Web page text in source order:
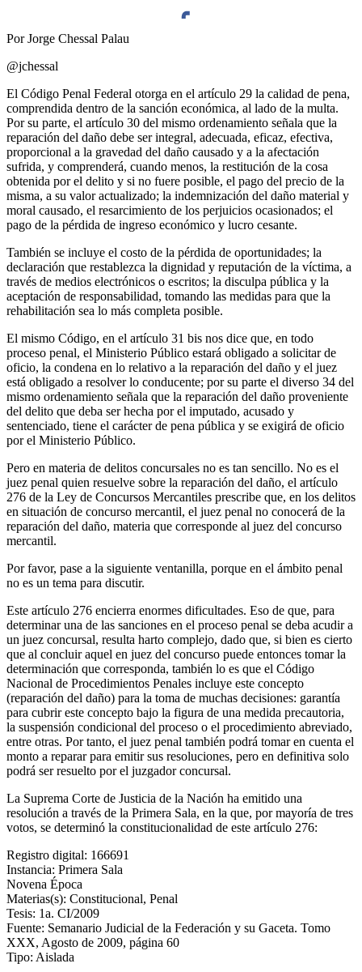
Twitter
Whatsapp
Linkedin
Telegram
Por Jorge Chessal Palau
@jchessal
El Código Penal Federal otorga en el artículo 29 la calidad de pena,
comprendida dentro de la sanción económica, al lado de la multa.
Por su parte, el artículo 30 del mismo ordenamiento señala que la
reparación del daño debe ser integral, adecuada, eficaz, efectiva,
proporcional a la gravedad del daño causado y a la afectación
sufrida, y comprenderá, cuando menos, la restitución de la cosa
obtenida por el delito y si no fuere posible, el pago del precio de la
misma, a su valor actualizado; la indemnización del daño material y
moral causado, el resarcimiento de los perjuicios ocasionados; el
pago de la pérdida de ingreso económico y lucro cesante.
También se incluye el costo de la pérdida de oportunidades; la
declaración que restablezca la dignidad y reputación de la víctima, a
través de medios electrónicos o escritos; la disculpa pública y la
aceptación de responsabilidad, tomando las medidas para que la
rehabilitación sea lo más completa posible.
El mismo Código, en el artículo 31 bis nos dice que, en todo
proceso penal, el Ministerio Público estará obligado a solicitar de
oficio, la condena en lo relativo a la reparación del daño y el juez
está obligado a resolver lo conducente; por su parte el diverso 34 del
mismo ordenamiento señala que la reparación del daño proveniente
del delito que deba ser hecha por el imputado, acusado y
sentenciado, tiene el carácter de pena pública y se exigirá de oficio
por el Ministerio Público.
Pero en materia de delitos concursales no es tan sencillo. No es el
juez penal quien resuelve sobre la reparación del daño, el artículo
276 de la Ley de Concursos Mercantiles prescribe que, en los delitos
en situación de concurso mercantil, el juez penal no conocerá de la
reparación del daño, materia que corresponde al juez del concurso
mercantil.
Por favor, pase a la siguiente ventanilla, porque en el ámbito penal
no es un tema para discutir.
Este artículo 276 encierra enormes dificultades. Eso de que, para
determinar una de las sanciones en el proceso penal se deba acudir a
un juez concursal, resulta harto complejo, dado que, si bien es cierto
que al concluir aquel en juez del concurso puede entonces tomar la
determinación que corresponda, también lo es que el Código
Nacional de Procedimientos Penales incluye este concepto
(reparación del daño) para la toma de muchas decisiones: garantía
para cubrir este concepto bajo la figura de una medida precautoria,
la suspensión condicional del proceso o el procedimiento abreviado,
entre otras. Por tanto, el juez penal también podrá tomar en cuenta el
monto a reparar para emitir sus resoluciones, pero en definitiva solo
podrá ser resuelto por el juzgador concursal.
La Suprema Corte de Justicia de la Nación ha emitido una
resolución a través de la Primera Sala, en la que, por mayoría de tres
votos, se determinó la constitucionalidad de este artículo 276:
Registro digital: 166691
Instancia: Primera Sala
Novena Época
Materias(s): Constitucional, Penal
Tesis: 1a. CI/2009
Fuente: Semanario Judicial de la Federación y su Gaceta. Tomo
XXX, Agosto de 2009, página 60
Tipo: Aislada